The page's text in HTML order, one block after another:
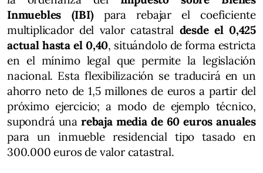
Inmuebles (IBI)para rebajar el coeficiente
multiplicador del valor catastral desde el 0,425
actual hasta el 0,40, situándolo de forma estricta
en el mínimo legal que permite la legislación
nacional. Esta flexibilización se traducirá en un
ahorro neto de 1,5 millones de euros a partir del
próximo ejercicio; a modo de ejemplo técnico,
supondrá una rebaja media de 60 euros anuales
para un inmueble residencial tipo tasado en
300.000 euros de valor catastral.